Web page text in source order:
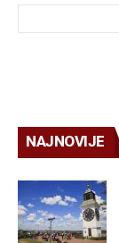
NAJNOVIJE